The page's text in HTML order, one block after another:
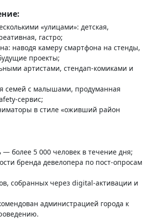
«улицами»: детская,
гастро;
наводя камеру смартфона на стенды,
проекты;
артистами, стендап‑комиками и
семей с малышами, продуманная
в стиле «оживший район
более 5 000 человек в течение дня;
бренда девелопера по пост‑опросам
собранных через digital‑активации и
администрацией города к